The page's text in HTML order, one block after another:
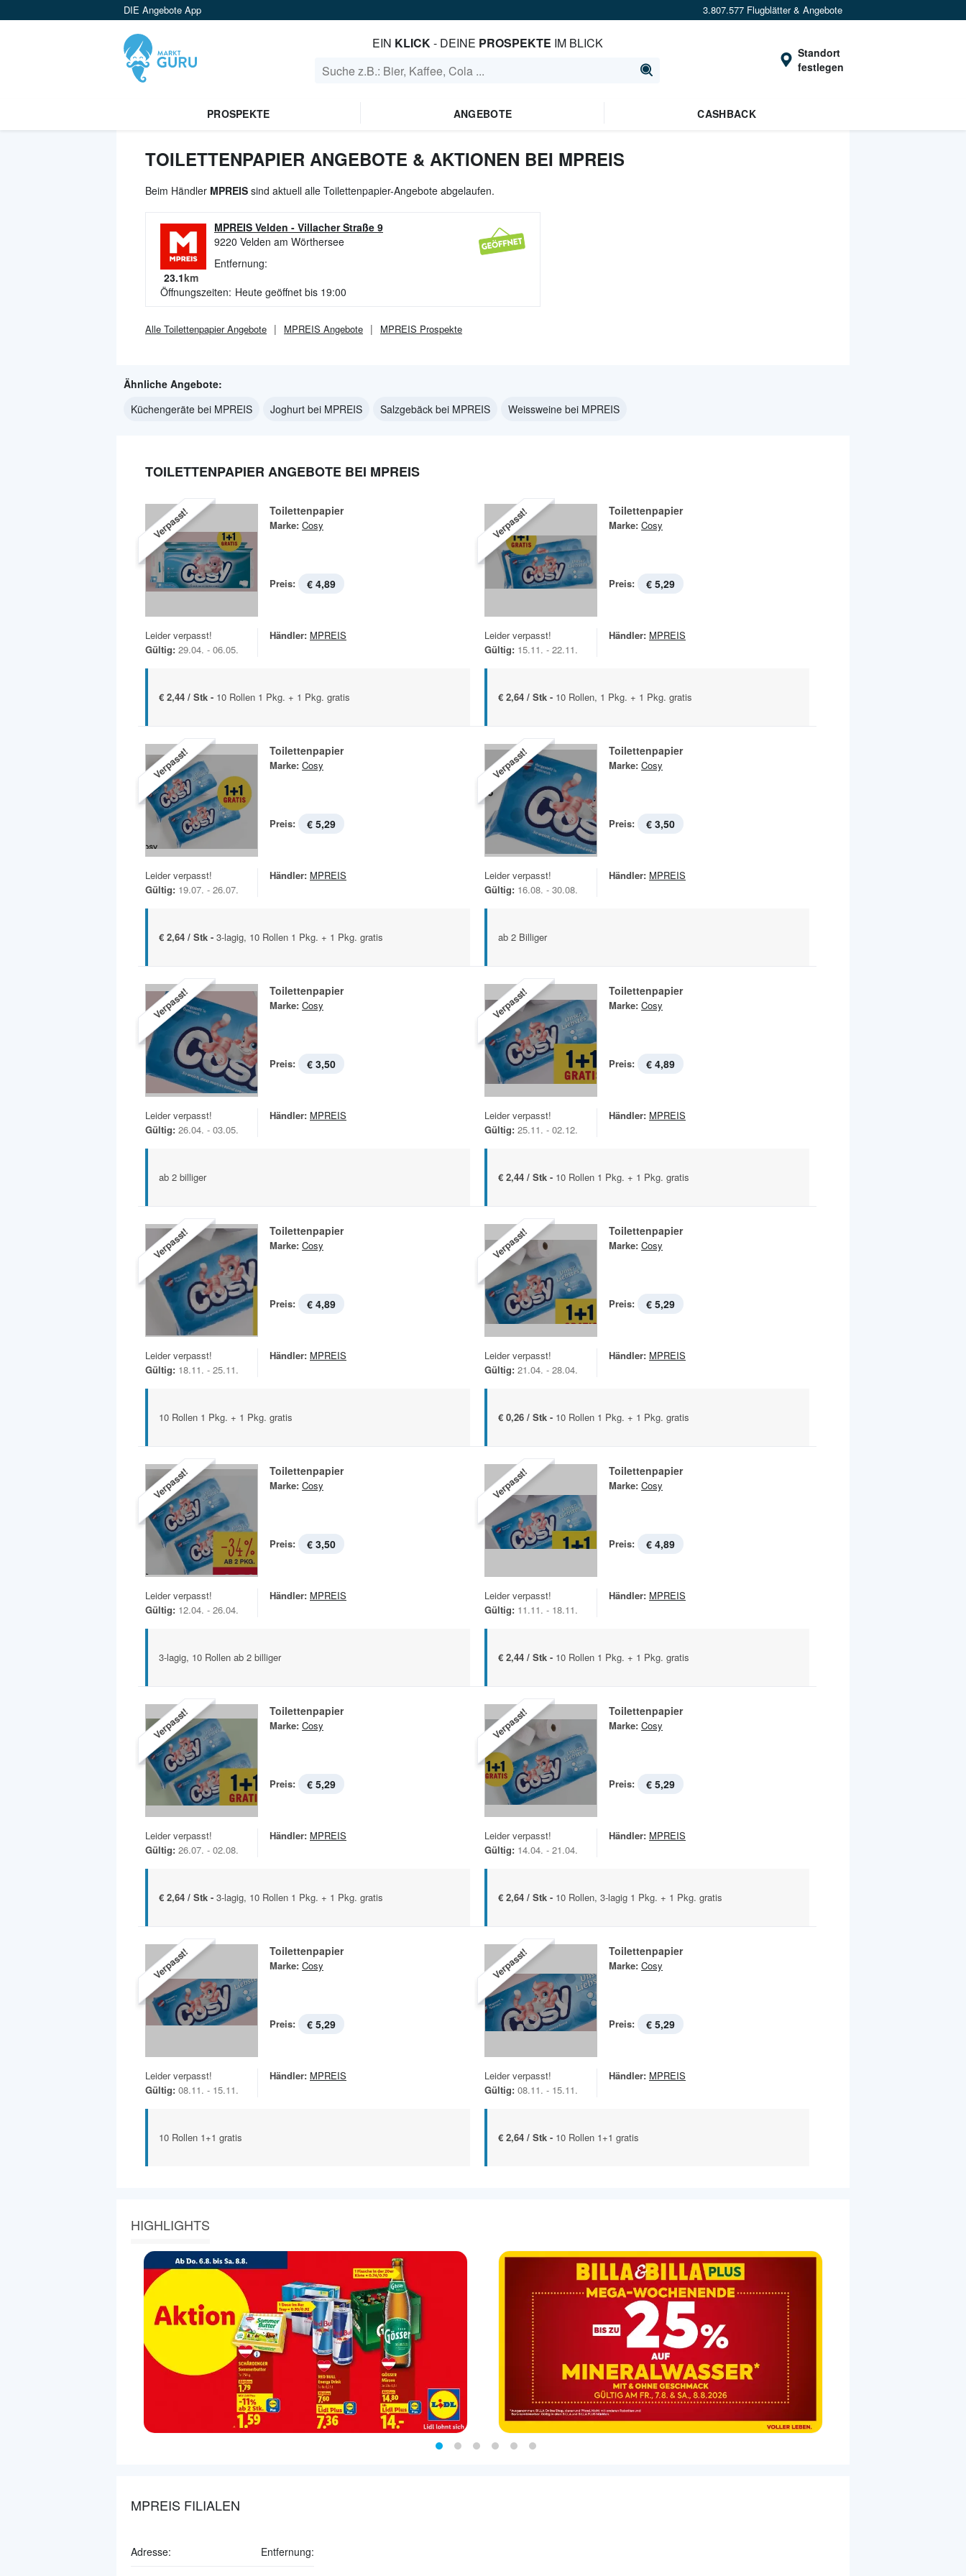
DIE Angebote App 3.807.577 Flugblätter & Angebote
EIN KLICK- DEINE PROSPEKTE IM BLICK
Standort
festlegen
PROSPEKTE ANGEBOTE CASHBACK
TOILETTENPAPIER ANGEBOTE & AKTIONEN BEI MPREIS
Beim Händler MPREIS sind aktuell alle Toilettenpapier-Angebote abgelaufen.
MPREIS Velden - Villacher Straße 9
9220 Velden am Wörthersee
Entfernung:
23.1km
Öffnungszeiten: Heute geöffnet bis 19:00
Alle ToilettenpapierAngebote MPREIS Angebote MPREIS Prospekte
Ähnliche Angebote:
Küchengeräte bei MPREIS
Joghurt bei MPREIS Salzgebäck bei MPREIS Weissweine bei MPREIS
TOILETTENPAPIER ANGEBOTE BEI MPREIS
Verpasst! Toilettenpapier
Marke: Cosy
Preis: € 4,89
Leider verpasst!
Gültig: 29.04. - 06.05.
Händler: MPREIS
€ 2,44 / Stk - 10 Rollen 1 Pkg. + 1 Pkg. gratis
Verpasst! Toilettenpapier
Marke: Cosy
Preis: € 5,29
Leider verpasst!
Gültig: 15.11. - 22.11.
Händler: MPREIS
€ 2,64 / Stk - 10 Rollen, 1 Pkg. + 1 Pkg. gratis
Verpasst! Toilettenpapier
Marke: Cosy
Preis: € 5,29
Leider verpasst!
Gültig: 19.07. - 26.07.
Händler: MPREIS
€ 2,64 / Stk - 3-lagig, 10 Rollen 1 Pkg. + 1 Pkg. gratis
Verpasst! Toilettenpapier
Marke: Cosy
Preis: € 3,50
Leider verpasst!
Gültig: 16.08. - 30.08.
Händler: MPREIS
ab 2 Billiger
Verpasst! Toilettenpapier
Marke: Cosy
Preis: € 3,50
Leider verpasst!
Gültig: 26.04. - 03.05.
Händler: MPREIS
ab 2 billiger
Verpasst! Toilettenpapier
Marke: Cosy
Preis: € 4,89
Leider verpasst!
Gültig: 25.11. - 02.12.
Händler: MPREIS
€ 2,44 / Stk - 10 Rollen 1 Pkg. + 1 Pkg. gratis
Verpasst! Toilettenpapier
Marke: Cosy
Preis: € 4,89
Leider verpasst!
Gültig: 18.11. - 25.11.
Händler: MPREIS
10 Rollen 1 Pkg. + 1 Pkg. gratis
Verpasst! Toilettenpapier
Marke: Cosy
Preis: € 5,29
Leider verpasst!
Gültig: 21.04. - 28.04.
Händler: MPREIS
€ 0,26 / Stk - 10 Rollen 1 Pkg. + 1 Pkg. gratis
Verpasst! Toilettenpapier
Marke: Cosy
Preis: € 3,50
Leider verpasst!
Gültig: 12.04. - 26.04.
Händler: MPREIS
3-lagig, 10 Rollen ab 2 billiger
Verpasst! Toilettenpapier
Marke: Cosy
Preis: € 4,89
Leider verpasst!
Gültig: 11.11. - 18.11.
Händler: MPREIS
€ 2,44 / Stk - 10 Rollen 1 Pkg. + 1 Pkg. gratis
Verpasst! Toilettenpapier
Marke: Cosy
Preis: € 5,29
Leider verpasst!
Gültig: 26.07. - 02.08.
Händler: MPREIS
€ 2,64 / Stk - 3-lagig, 10 Rollen 1 Pkg. + 1 Pkg. gratis
Verpasst! Toilettenpapier
Marke: Cosy
Preis: € 5,29
Leider verpasst!
Gültig: 14.04. - 21.04.
Händler: MPREIS
€ 2,64 / Stk - 10 Rollen, 3-lagig 1 Pkg. + 1 Pkg. gratis
Verpasst! Toilettenpapier
Marke: Cosy
Preis: € 5,29
Leider verpasst!
Gültig: 08.11. - 15.11.
Händler: MPREIS
10 Rollen 1+1 gratis
Verpasst! Toilettenpapier
Marke: Cosy
Preis: € 5,29
Leider verpasst!
Gültig: 08.11. - 15.11.
Händler: MPREIS
€ 2,64 / Stk - 10 Rollen 1+1 gratis
HIGHLIGHTS
MPREIS FILIALEN
Adresse: Entfernung: